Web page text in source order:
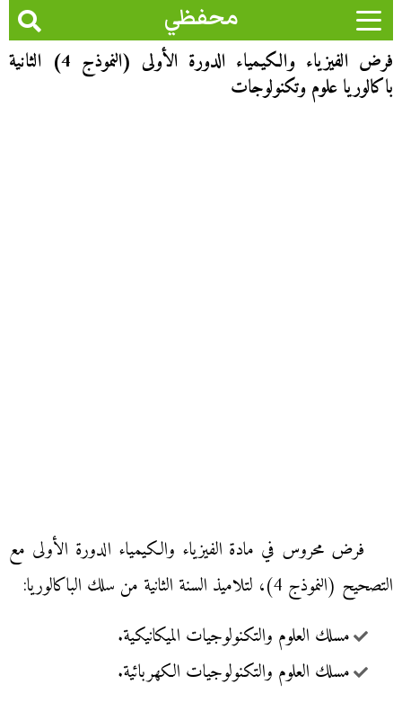
محفظي
فرض الفيزياء والكيمياء الدورة الأولى (النموذج 4) الثانية
باكالوريا علوم وتكنولوجات
فرض محروس في مادة الفيزياء والكيمياء الدورة الأولى مع
التصحيح (النموذج 4)، لتلاميذ السنة الثانية من سلك الباكالوريا:
مسلك العلوم والتكنولوجيات الميكانيكية.
مسلك العلوم والتكنولوجيات الكهربائية.